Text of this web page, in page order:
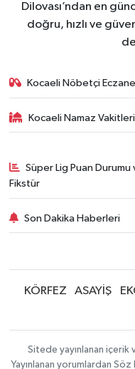
Dilovası’ndan en
doğru, hızlı ve
Kocaeli Nöbetçi
Kocaeli Namaz Vakitleri
Süper Lig Puan Durumu
Fikstür
Son Dakika Haberleri
KÖRFEZ ASAYİŞ
Sitede yayınlanan içerik
Yayınlanan yorumlardan